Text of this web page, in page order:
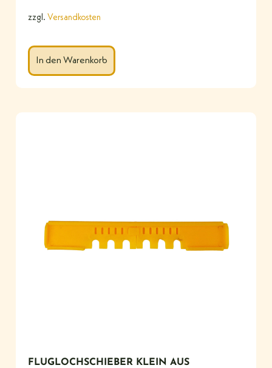
zzgl. Versandkosten
In den Warenkorb
FLUGLOCHSCHIEBER KLEIN AUS